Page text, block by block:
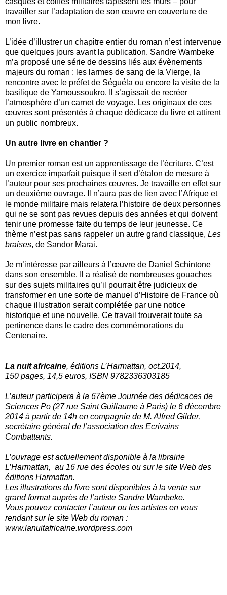
travailler sur l’adaptation de son œuvre en couverture de
mon livre.
L’idée d’illustrer un chapitre entier du roman n’est intervenue
que quelques jours avant la publication. Sandre Wambeke
m’a proposé une série de dessins liés aux évènements
majeurs du roman : les larmes de sang de la Vierge, la
rencontre avec le préfet de Séguéla ou encore la visite de la
basilique de Yamoussoukro. Il s’agissait de recréer
l’atmosphère d’un carnet de voyage. Les originaux de ces
œuvres sont présentés à chaque dédicace du livre et attirent
un public nombreux.
Un autre livre en chantier ?
Un premier roman est un apprentissage de l’écriture. C’est
un exercice imparfait puisque il sert d’étalon de mesure à
l’auteur pour ses prochaines œuvres. Je travaille en effet sur
un deuxième ouvrage. Il n’aura pas de lien avec l’Afrique et
le monde militaire mais relatera l’histoire de deux personnes
qui ne se sont pas revues depuis des années et qui doivent
tenir une promesse faite du temps de leur jeunesse. Ce
thème n’est pas sans rappeler un autre grand classique, Les
braises, de Sandor Marai.
Je m’intéresse par ailleurs à l’œuvre de Daniel Schintone
dans son ensemble. Il a réalisé de nombreuses gouaches
sur des sujets militaires qu’il pourrait être judicieux de
transformer en une sorte de manuel d’Histoire de France où
chaque illustration serait complétée par une notice
historique et une nouvelle. Ce travail trouverait toute sa
pertinence dans le cadre des commémorations du
Centenaire.
La nuit africaine, éditions L’Harmattan, oct.2014,
150 pages, 14,5 euros, ISBN 9782336303185
L’auteur participera à la 67ème Journée des dédicaces de
Sciences Po (27 rue Saint Guillaume à Paris) le 6 décembre
2014 à partir de 14h en compagnie de M. Alfred Gilder,
secrétaire général de l’association des Ecrivains
Combattants.
L’ouvrage est actuellement disponible à la librairie
L’Harmattan, au 16 rue des écoles ou sur le site Web des
éditions Harmattan.
Les illustrations du livre sont disponibles à la vente sur
grand format auprès de l’artiste Sandre Wambeke.
Vous pouvez contacter l’auteur ou les artistes en vous
rendant sur le site Web du roman :
www.lanuitafricaine.wordpress.com